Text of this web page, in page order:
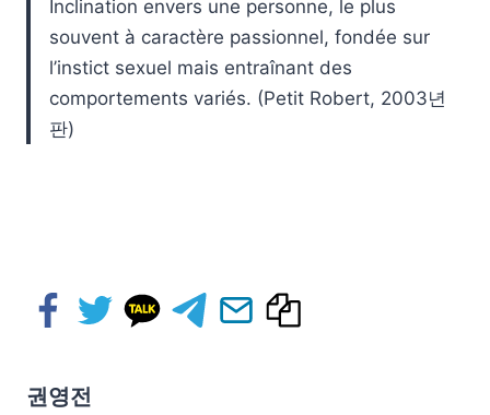
Inclination envers une personne, le plus
souvent à caractère passionnel, fondée sur
l’instict sexuel mais entraînant des
comportements variés. (Petit Robert, 2003년
판)
권영전